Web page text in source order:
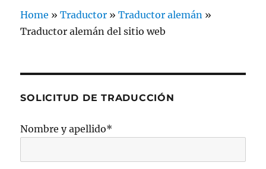
Home »Traductor »Traductor alemán »
Traductor alemán del sitio web
SOLICITUD DE TRADUCCIÓN
Nombre y apellido*